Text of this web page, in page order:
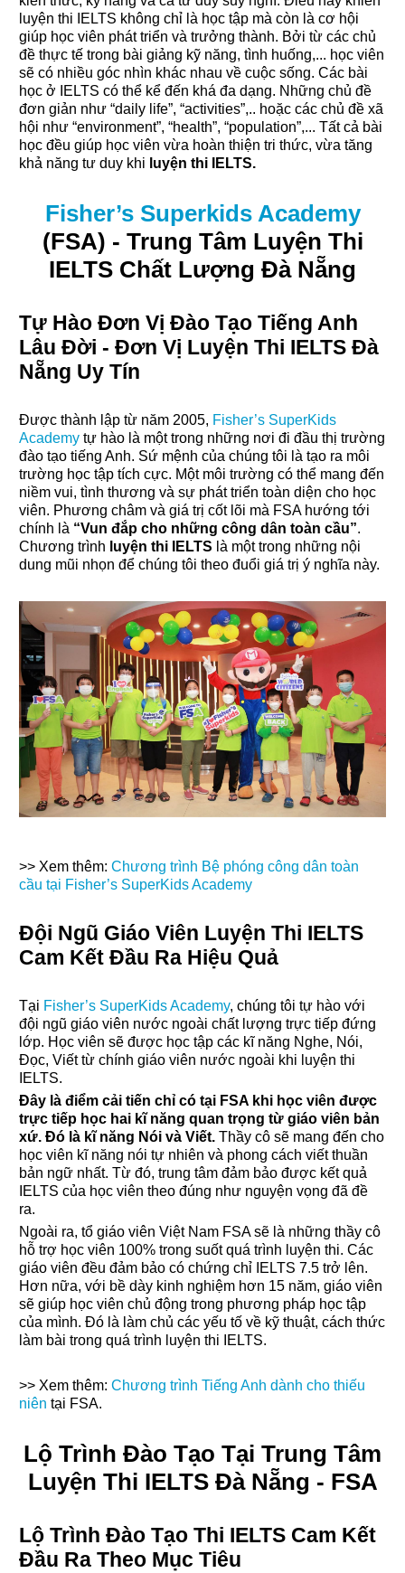
luyện thi IELTS không chỉ là học tập mà còn là cơ hội
giúp học viên phát triển và trưởng thành. Bởi từ các chủ
đề thực tế trong bài giảng kỹ năng, tình huống,... học viên
sẽ có nhiều góc nhìn khác nhau về cuộc sống. Các bài
học ở IELTS có thể kể đến khá đa dạng. Những chủ đề
đơn giản như “daily life”, “activities”,.. hoặc các chủ đề xã
hội như “environment”, “health”, “population”,... Tất cả bài
học đều giúp học viên vừa hoàn thiện tri thức, vừa tăng
khả năng tư duy khi luyện thi IELTS.
Fisher’s Superkids Academy
(FSA) - Trung Tâm Luyện Thi
IELTS Chất Lượng Đà Nẵng
Tự Hào Đơn Vị Đào Tạo Tiếng Anh
Lâu Đời - Đơn Vị Luyện Thi IELTS Đà
Nẵng Uy Tín
Được thành lập từ năm 2005, Fisher’s SuperKids
Academy tự hào là một trong những nơi đi đầu thị trường
đào tạo tiếng Anh. Sứ mệnh của chúng tôi là tạo ra môi
trường học tập tích cực. Một môi trường có thể mang đến
niềm vui, tình thương và sự phát triển toàn diện cho học
viên. Phương châm và giá trị cốt lõi mà FSA hướng tới
chính là “Vun đắp cho những công dân toàn cầu”.
Chương trình luyện thi IELTS là một trong những nội
dung mũi nhọn để chúng tôi theo đuổi giá trị ý nghĩa này.
>> Xem thêm:Chương trình Bệ phóng công dân toàn
cầu tại Fisher’s SuperKids Academy
Đội Ngũ Giáo Viên Luyện Thi IELTS
Cam Kết Đầu Ra Hiệu Quả
Tại Fisher’s SuperKids Academy, chúng tôi tự hào với
đội ngũ giáo viên nước ngoài chất lượng trực tiếp đứng
lớp. Học viên sẽ được học tập các kĩ năng Nghe, Nói,
Đọc, Viết từ chính giáo viên nước ngoài khi luyện thi
IELTS.
Đây là điểm cải tiến chỉ có tại FSA khi học viên được
trực tiếp học hai kĩ năng quan trọng từ giáo viên bản
xứ. Đó là kĩ năng Nói và Viết. Thầy cô sẽ mang đến cho
học viên kĩ năng nói tự nhiên và phong cách viết thuần
bản ngữ nhất. Từ đó, trung tâm đảm bảo được kết quả
IELTS của học viên theo đúng như nguyện vọng đã đề
ra.
Ngoài ra, tổ giáo viên Việt Nam FSA sẽ là những thầy cô
hỗ trợ học viên 100% trong suốt quá trình luyện thi. Các
giáo viên đều đảm bảo có chứng chỉ IELTS 7.5 trở lên.
Hơn nữa, với bề dày kinh nghiệm hơn 15 năm, giáo viên
sẽ giúp học viên chủ động trong phương pháp học tập
của mình. Đó là làm chủ các yếu tố về kỹ thuật, cách thức
làm bài trong quá trình luyện thi IELTS.
>> Xem thêm: Chương trình Tiếng Anh dành cho thiếu
niên tại FSA.
Lộ Trình Đào Tạo Tại Trung Tâm
Luyện Thi IELTS Đà Nẵng - FSA
Lộ Trình Đào Tạo Thi IELTS Cam Kết
Đầu Ra Theo Mục Tiêu